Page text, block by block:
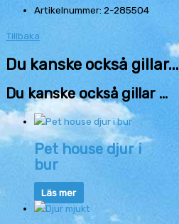
Artikelnummer: 2-285504
Tillbaka
Du kanske också gillar...
Du kanske också gillar …
Pet house djur i
bur
Läs mer